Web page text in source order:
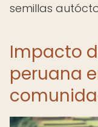
semillas
Impacto
peruana